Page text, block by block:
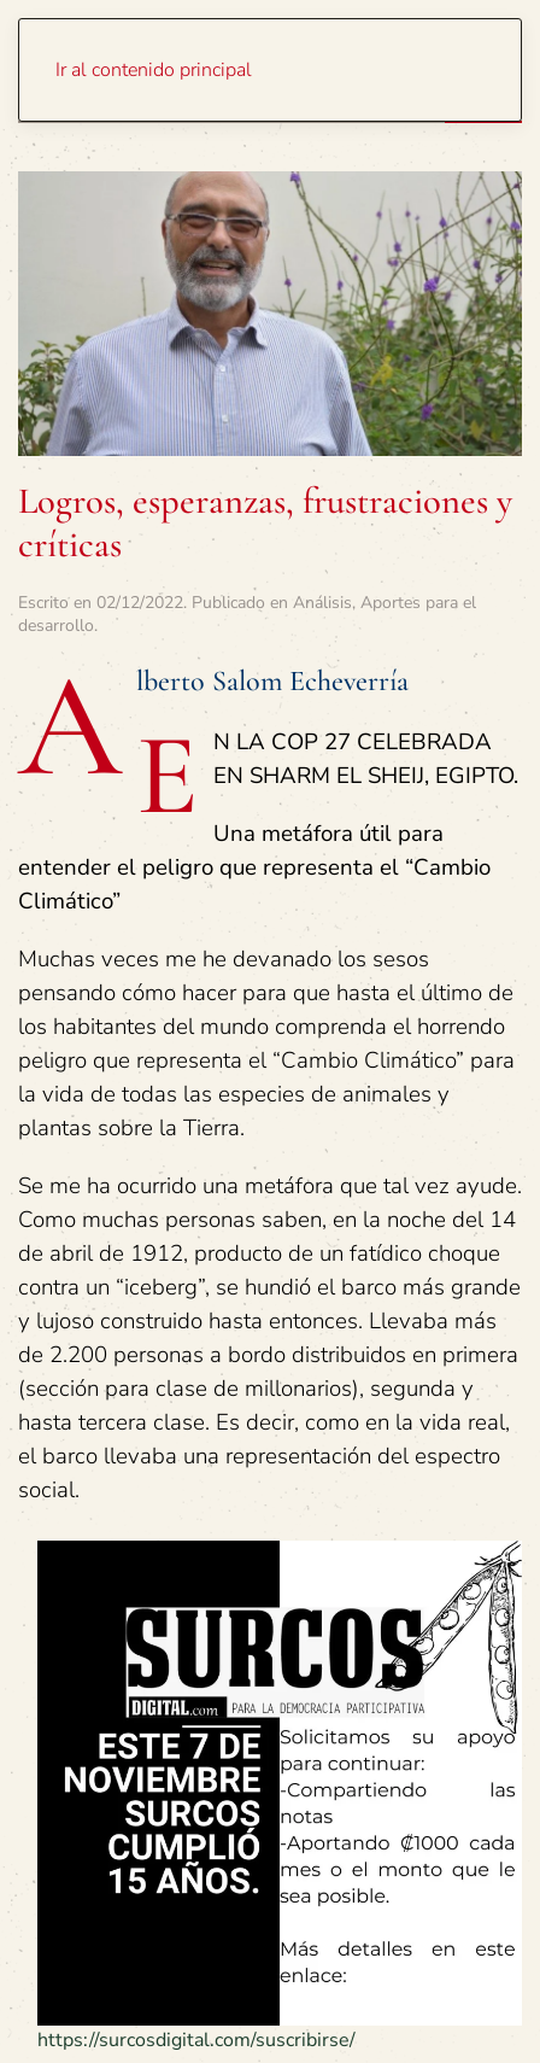
Ir al contenido principal
Logros, esperanzas, frustraciones y
críticas
Escrito en 02/12/2022. Publicado en Análisis, Aportes para el
desarrollo.
A lberto Salom Echeverría
E
N LA COP 27 CELEBRADA
EN SHARM EL SHEIJ, EGIPTO.
Una metáfora útil para
entender el peligro que representa el “Cambio
Climático”
Muchas veces me he devanado los sesos
pensando cómo hacer para que hasta el último de
los habitantes del mundo comprenda el horrendo
peligro que representa el “Cambio Climático” para
la vida de todas las especies de animales y
plantas sobre la Tierra.
Se me ha ocurrido una metáfora que tal vez ayude.
Como muchas personas saben, en la noche del 14
de abril de 1912, producto de un fatídico choque
contra un “iceberg”, se hundió el barco más grande
y lujoso construido hasta entonces. Llevaba más
de 2.200 personas a bordo distribuidos en primera
(sección para clase de millonarios), segunda y
hasta tercera clase. Es decir, como en la vida real,
el barco llevaba una representación del espectro
social.
https://surcosdigital.com/suscribirse/